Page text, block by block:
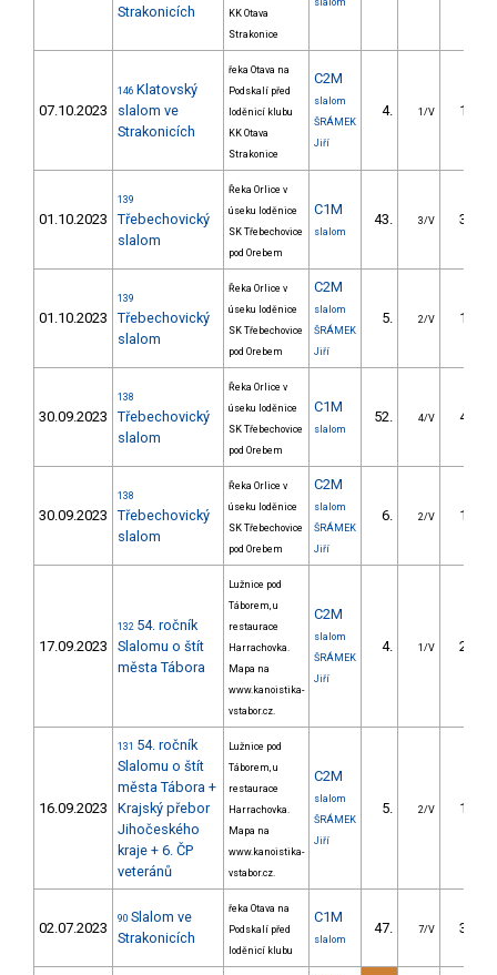
Strakonicích
KK Otava
Strakonice
slalom
07.10.2023
146 Klatovský
slalom ve
Strakonicích
řeka Otava na
Podskalí před
loděnicí klubu
KK Otava
Strakonice
C2M
slalom
ŠRÁMEK
Jiří
4. 1/V 14.46
01.10.2023
139
Třebechovický
slalom
Řeka Orlice v
úseku loděnice
SK Třebechovice
pod Orebem
C1M
slalom
43. 3/V 37.10
01.10.2023
139
Třebechovický
slalom
Řeka Orlice v
úseku loděnice
SK Třebechovice
pod Orebem
C2M
slalom
ŠRÁMEK
Jiří
5. 2/V 16.60
30.09.2023
138
Třebechovický
slalom
Řeka Orlice v
úseku loděnice
SK Třebechovice
pod Orebem
C1M
slalom
52. 4/V 40.30
30.09.2023
138
Třebechovický
slalom
Řeka Orlice v
úseku loděnice
SK Třebechovice
pod Orebem
C2M
slalom
ŠRÁMEK
Jiří
6. 2/V 17.40
17.09.2023
132 54. ročník
Slalomu o štít
města Tábora
Lužnice pod
Táborem, u
restaurace
Harrachovka.
Mapa na
www.kanoistika-
vstabor.cz.
C2M
slalom
ŠRÁMEK
Jiří
4. 1/V 20.59
16.09.2023
131 54. ročník
Slalomu o štít
města Tábora +
Krajský přebor
Jihočeského
kraje + 6. ČP
veteránů
Lužnice pod
Táborem, u
restaurace
Harrachovka.
Mapa na
www.kanoistika-
vstabor.cz.
C2M
slalom
ŠRÁMEK
Jiří
5. 2/V 17.72
02.07.2023
90 Slalom ve
Strakonicích
řeka Otava na
Podskalí před
loděnicí klubu
C1M
slalom
47. 7/V 32.84